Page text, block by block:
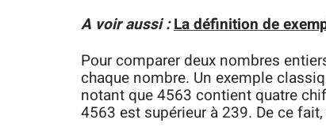
A voir aussi :La définition de
Pour comparer deux nombres
chaque nombre. Un exemple
notant que 4563 contient quatre
4563 est supérieur à 239. De ce